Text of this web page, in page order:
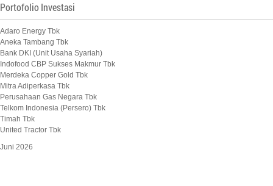
Portofolio Investasi
Adaro Energy Tbk
Aneka Tambang Tbk
Bank DKI (Unit Usaha Syariah)
Indofood CBP Sukses Makmur Tbk
Merdeka Copper Gold Tbk
Mitra Adiperkasa Tbk
Perusahaan Gas Negara Tbk
Telkom Indonesia (Persero) Tbk
Timah Tbk
United Tractor Tbk
Juni 2026